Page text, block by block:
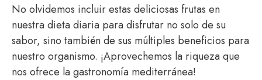
No olvidemos incluir estas deliciosas frutas en
nuestra dieta diaria para disfrutar no solo de su
sabor, sino también de sus múltiples beneficios para
nuestro organismo. ¡Aprovechemos la riqueza que
nos ofrece la gastronomía mediterránea!